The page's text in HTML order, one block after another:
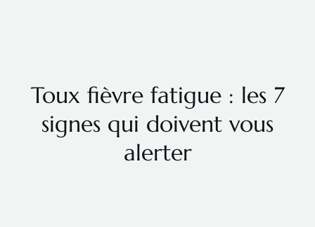
Toux fièvre fatigue : les 7
signes qui doivent vous
alerter